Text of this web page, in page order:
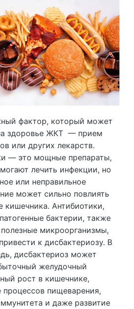
фактор, который может
здоровье ЖКТ — прием
или других лекарств.
— это мощные препараты,
лечить инфекции, но
или неправильное
может сильно повлиять
кишечника. Антибиотики,
бактерии, также
микроорганизмы,
к дисбактериозу. В
дисбактериоз может
желудочный
рост в кишечнике,
процессов пищеварения,
и даже развитие